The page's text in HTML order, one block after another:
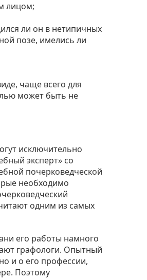
лицом;
ли он в нетипичных
позе, имелись ли
чаще всего для
может быть не
исключительно
эксперт» со
почерковедческой
необходимо
одним из самых
его работы намного
графологи. Опытный
и о его профессии,
Поэтому